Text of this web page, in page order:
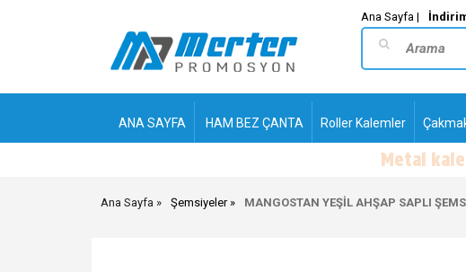
Ana Sayfa |
ANA SAYFA HAM BEZ ÇANTA Roller Kalemler
Ana Sayfa Şemsiyeler MANGOSTAN YEŞİL AHŞAP SAPLI